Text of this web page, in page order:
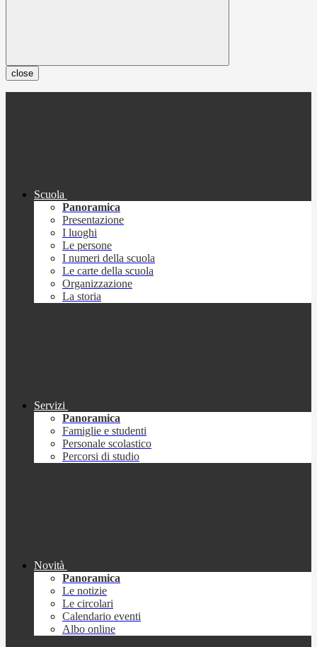
close
Scuola
Panoramica
Presentazione
I luoghi
Le persone
I numeri della scuola
Le carte della scuola
Organizzazione
La storia
Servizi
Panoramica
Famiglie e studenti
Personale scolastico
Percorsi di studio
Novità
Panoramica
Le notizie
Le circolari
Calendario eventi
Albo online